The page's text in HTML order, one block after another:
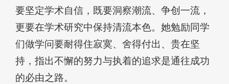
要坚定学术自信，既要洞察潮流、争创一流，
更要在学术研究中保持清流本色。她勉励同学
们做学问要耐得住寂寞、舍得付出、贵在坚
持，指出不懈的努力与执着的追求是通往成功
的必由之路。